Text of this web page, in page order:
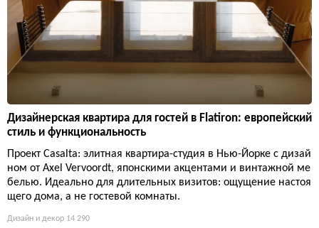
Дизайнерская квартира для гостей в Flatiron: европейский
стиль и функциональность
Проект Casalta: элитная квартира-студия в Нью-Йорке с дизай
ном от Axel Vervoordt, японскими акцентами и винтажной ме
белью. Идеально для длительных визитов: ощущение настоя
щего дома, а не гостевой комнаты.
Дизайн и декор 14 290